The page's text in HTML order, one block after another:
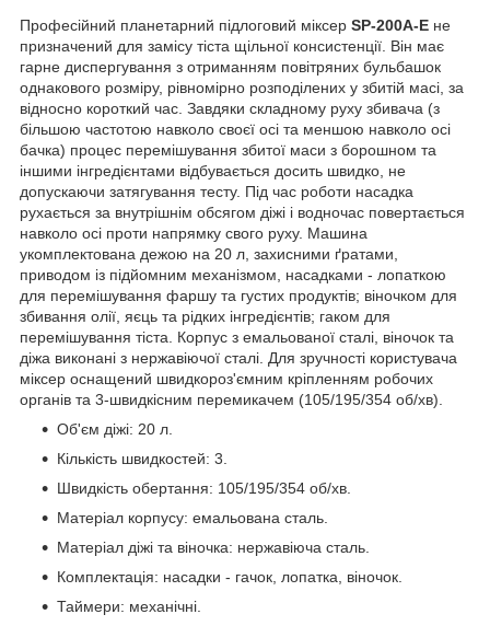
Професійний планетарний підлоговий міксер SP-200A-E не
призначений для замісу тіста щільної консистенції. Він має
гарне диспергування з отриманням повітряних бульбашок
однакового розміру, рівномірно розподілених у збитій масі, за
відносно короткий час. Завдяки складному руху збивача (з
більшою частотою навколо своєї осі та меншою навколо осі
бачка) процес перемішування збитої маси з борошном та
іншими інгредієнтами відбувається досить швидко, не
допускаючи затягування тесту. Під час роботи насадка
рухається за внутрішнім обсягом діжі і водночас повертається
навколо осі проти напрямку свого руху. Машина
укомплектована дежою на 20 л, захисними ґратами,
приводом із підйомним механізмом, насадками - лопаткою
для перемішування фаршу та густих продуктів; віночком для
збивання олії, яєць та рідких інгредієнтів; гаком для
перемішування тіста. Корпус з емальованої сталі, віночок та
діжа виконані з нержавіючої сталі. Для зручності користувача
міксер оснащений швидкороз'ємним кріпленням робочих
органів та 3-швидкісним перемикачем (105/195/354 об/хв).
Об'єм діжі: 20 л.
Кількість швидкостей: 3.
Швидкість обертання: 105/195/354 об/хв.
Матеріал корпусу: емальована сталь.
Матеріал діжі та віночка: нержавіюча сталь.
Комплектація: насадки - гачок, лопатка, віночок.
Таймери: механічні.